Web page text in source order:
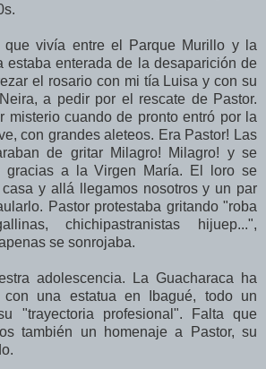
que vivía entre el Parque Murillo y la
estaba enterada de la desaparición de
el rosario con mi tía Luisa y con su
a pedir por el rescate de Pastor.
misterio cuando de pronto entró por la
con grandes aleteos. Era Pastor! Las
de gritar Milagro! Milagro! y se
gracias a la Virgen María. El loro se
y allá llegamos nosotros y un par
Pastor protestaba gritando "roba
chichipastranistas hijuep...",
se sonrojaba.
adolescencia. La Guacharaca ha
con una estatua en Ibagué, todo un
"trayectoria profesional". Falta que
también un homenaje a Pastor, su